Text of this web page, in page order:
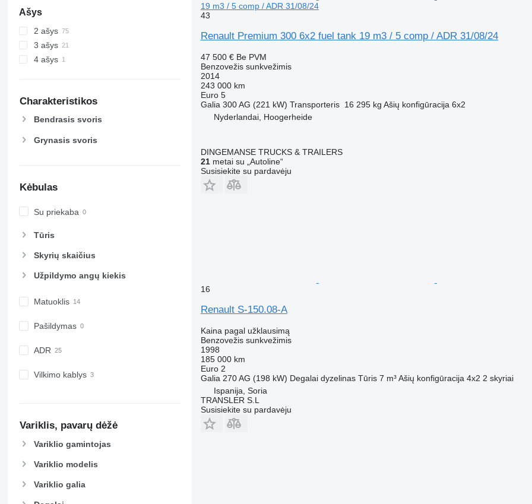
Ašys
2 ašys
3 ašys
4 ašys
Charakteristikos
Bendrasis svoris
Grynasis svoris
Kėbulas
Su priekaba
Tūris
Skyrių skaičius
Užpildymo angų kiekis
Matuoklis
Pašildymas
ADR
Vilkimo kablys
Variklis, pavarų dėžė
Variklio gamintojas
Variklio modelis
Variklio galia
19 m3 / 5 comp / ADR 31/08/24
43
Renault Premium 300 6x2 fuel tank 19 m3 / 5 comp / ADR 31/08/24
47 500 € Be PVM
Benzovežis sunkvežimis
2014
243 000 km
Euro 5
Galia 300 AG (221 kW) Transporteris 16 295 kg Ašių konfigūracija 6x2
Nyderlandai, Hoogerheide
DINGEMANSE TRUCKS & TRAILERS
21metai su „Autoline“
Susisiekite su pardavėju
16
Renault S-150.08-A
Kaina pagal užklausimą
Benzovežis sunkvežimis
1998
185 000 km
Euro 2
Galia 270 AG (198 kW) Degalai dyzelinas Tūris 7 m³ Ašių konfigūracija 4x2 2 skyriai
Ispanija, Soria
TRANSLER S.L
Susisiekite su pardavėju